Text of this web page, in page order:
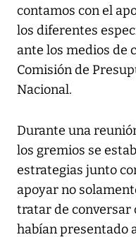
contamos con el
los diferentes
ante los medios de
Comisión de
Nacional.
Durante una
los gremios se
estrategias junto
apoyar no
tratar de conversar
habían presentado